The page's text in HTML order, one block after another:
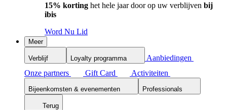
15% korting het hele jaar door op uw verblijven bij
ibis
Word Nu Lid
Meer
Verblijf Loyalty programma
Aanbiedingen
Onze partners
Gift Card Activiteiten
Bijeenkomsten & evenementen Professionals
Terug